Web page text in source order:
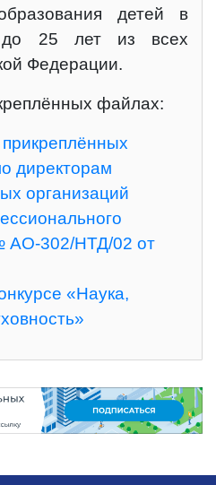
детей в
25 лет из всех
Федерации.
файлах:
директорам
организаций
АО-302/НТД/02 от
«Наука,